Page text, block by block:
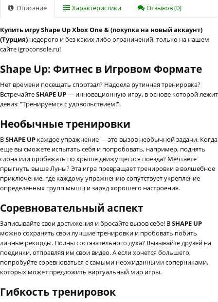
Описание Характеристики Отзывов (0)
Купить игру Shape Up Xbox One & (покупка на новый аккаунт)
(Турция) недорого и без каких либо ограничений, только на нашем
сайте igroconsole.ru!
Shape Up: Фитнес в Игровом Формате
Нет времени посещать спортзал? Надоела рутинная тренировка?
ВстречайтеSHAPE UP— инновационную игру, в основе которой лежит
девиз: "Тренируемся с удовольствием!".
Необычные тренировки
ВSHAPE UP каждое упражнение — это вызов необычной задачи. Когда
еще вы сможете испытать себя и попробовать, например, поднять
слона или пробежать по крыше движущегося поезда? Мечтаете
прыгнуть выше Луны? Эта игра превращает тренировки в волшебное
приключение, где каждому упражнению сопутствует укрепление
определенных групп мышц и заряд хорошего настроения.
Соревновательный аспект
Записывайте свои достижения и бросайте вызов себе! ВSHAPE UP
можно сохранять свои лучшие тренировки и пробовать побить
личные рекорды. Полны состязательного духа? Вызывайте друзей на
поединки, отправляя им свои видео. А если хочется большего,
попробуйте соревноваться с самыми неожиданными соперниками,
которых может предложить виртуальный мир игры.
Гибкость тренировок